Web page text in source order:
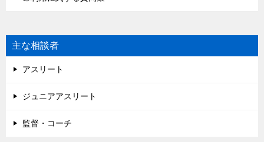
主な相談者
アスリート
ジュニアアスリート
監督・コーチ